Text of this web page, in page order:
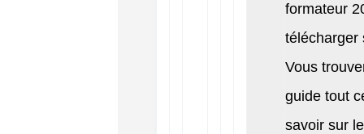
formateur
télécharger
Vous
guide tout
savoir sur